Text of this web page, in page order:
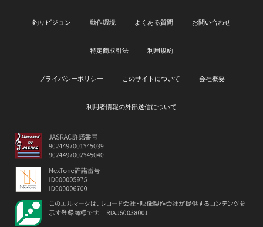
釣りビジョン 動作環境 よくある質問 お問い合わせ
特定商取引法 利用規約
プライバシーポリシー このサイトについて 会社概要
利用者情報の外部送信について